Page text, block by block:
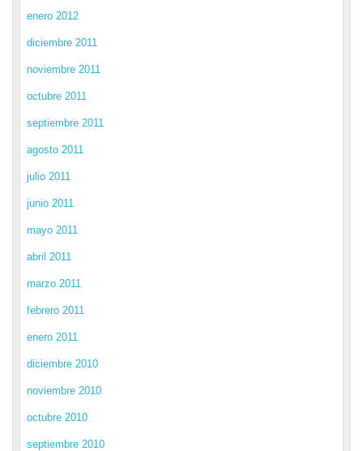
enero 2012
diciembre 2011
noviembre 2011
octubre 2011
septiembre 2011
agosto 2011
julio 2011
junio 2011
mayo 2011
abril 2011
marzo 2011
febrero 2011
enero 2011
diciembre 2010
noviembre 2010
octubre 2010
septiembre 2010